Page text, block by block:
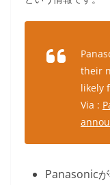
their
likely
Via :
Panasonic